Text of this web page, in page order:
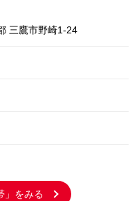
三鷹市野崎1-24
」をみる